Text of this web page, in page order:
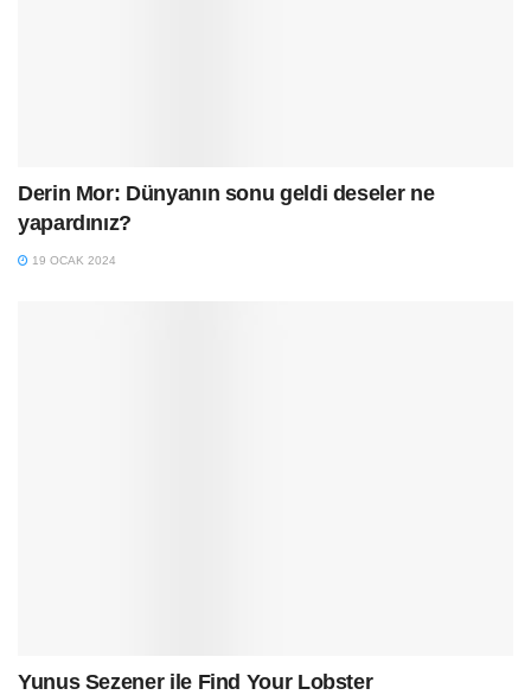
Derin Mor: Dünyanın sonu geldi deseler ne
yapardınız?
19 OCAK 2024
Yunus Sezener ile Find Your Lobster